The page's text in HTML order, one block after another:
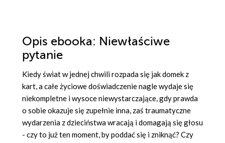
Opis ebooka: Niewłaściwe
pytanie
Kiedy świat w jednej chwili rozpada się jak domek z
kart, a całe życiowe doświadczenie nagle wydaje się
niekompletne i wysoce niewystarczające, gdy prawda
o sobie okazuje się zupełnie inna, zaś traumatyczne
wydarzenia z dzieciństwa wracają i domagają się głosu
- czy to już ten moment, by poddać się i zniknąć? Czy